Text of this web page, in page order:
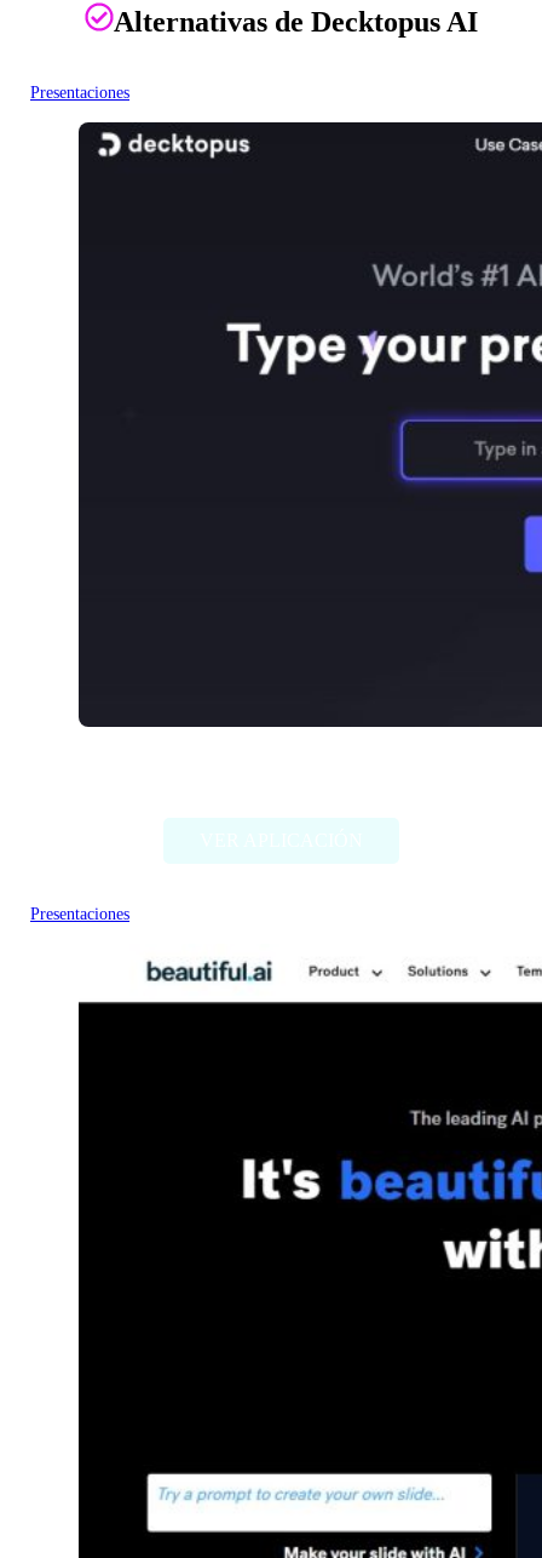
Alternativas de Decktopus AI
Presentaciones
Presentaciones